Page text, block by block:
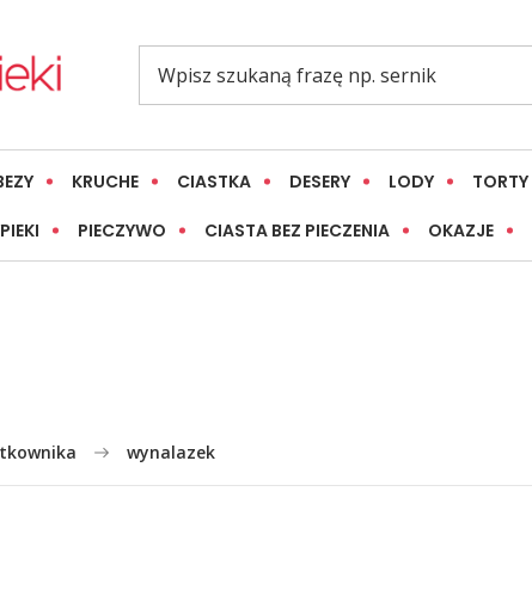
KRUCHE CIASTKA DESERY LODY
PIECZYWO CIASTA BEZ PIECZENIA OKAZJE
wynalazek